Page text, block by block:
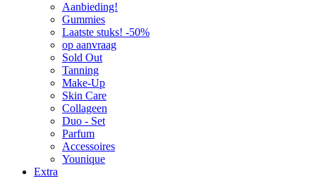
Aanbieding!
Gummies
Laatste stuks! -50%
op aanvraag
Sold Out
Tanning
Make-Up
Skin Care
Collageen
Duo - Set
Parfum
Accessoires
Younique
Extra